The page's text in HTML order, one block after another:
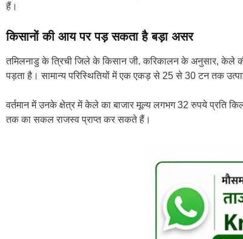
हैं।
किसानों की आय पर पड़ सकता है बड़ा असर
तमिलनाडु के त्रिची जिले के किसान जी. करिकालन के अनुसार,
पड़ता है। सामान्य परिस्थितियों में एक एकड़ से 25 से 30 टन तक
वर्तमान में उनके क्षेत्र में केले का बाजार मूल्य लगभग 32 रुपये प्रति
तक का सकल राजस्व प्राप्त कर सकते हैं।